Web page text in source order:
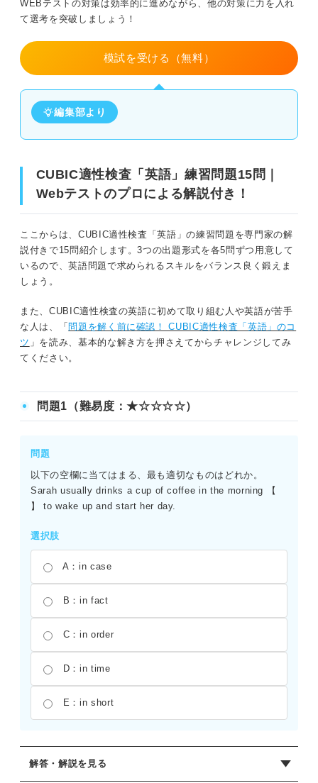
WEBテストの対策は効率的に進めながら、他の対策に力を入れ
て選考を突破しましょう！
模試を受ける（無料）
編集部より
CUBIC適性検査「英語」練習問題15問｜
Webテストのプロによる解説付き！
ここからは、CUBIC適性検査「英語」の練習問題を専門家の解
説付きで15問紹介します。3つの出題形式を各5問ずつ用意して
いるので、英語問題で求められるスキルをバランス良く鍛えま
しょう。
また、CUBIC適性検査の英語に初めて取り組む人や英語が苦手
な人は、「 問題を解く前に確認！ CUBIC適性検査「英語」のコ
ツ 」を読み、基本的な解き方を押さえてからチャレンジしてみ
てください。
問題1（難易度：★☆☆☆☆）
問題
以下の空欄に当てはまる、最も適切なものはどれか。
Sarah usually drinks a cup of coffee in the morning 【
】 to wake up and start her day.
選択肢
A：in case
B：in fact
C：in order
D：in time
E：in short
解答・解説を見る